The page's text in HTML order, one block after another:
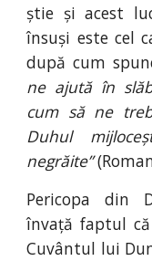
știe și acest
însuși este cel
după cum
ne ajută în
cum să ne
Duhul
negrăite”
Pericopa din
învață faptul
Cuvântul lui